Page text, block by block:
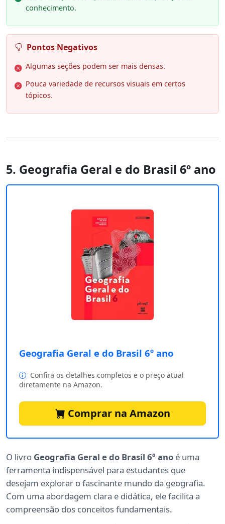
conhecimento.
Pontos Negativos
Algumas seções podem ser mais densas.
Pouca variedade de recursos visuais em certos
tópicos.
5. Geografia Geral e do Brasil 6º ano
Geografia Geral e do Brasil 6º ano
Confira os detalhes completos e o preço atual
diretamente na Amazon.
Comprar na Amazon
O livro Geografia Geral e do Brasil 6º ano é uma
ferramenta indispensável para estudantes que
desejam explorar o fascinante mundo da geografia.
Com uma abordagem clara e didática, ele facilita a
compreensão dos conceitos fundamentais.